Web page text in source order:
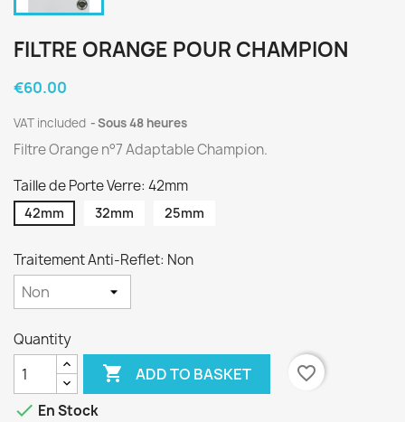
FILTRE ORANGE POUR CHAMPION
€60.00
VAT included Sous 48 heures
Filtre Orange n°7 Adaptable Champion.
Taille de Porte Verre: 42mm
42mm 32mm 25mm
Traitement Anti-Reflet: Non
Quantity
 ADD TO BASKET
favorite_border
 En Stock